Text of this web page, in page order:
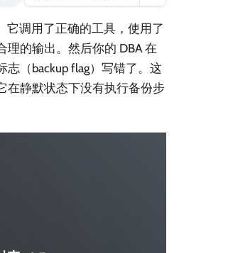
它调用了正确的工具，使用了
的输出。然后你的 DBA 在
（backup flag）写错了。这
在静默状态下没有执行备份步